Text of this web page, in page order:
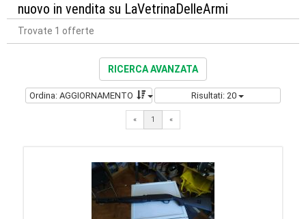
nuovo in vendita su LaVetrinaDelleArmi
Trovate 1 offerte
RICERCA AVANZATA
Ordina: AGGIORNAMENTO Risultati: 20
« 1 «